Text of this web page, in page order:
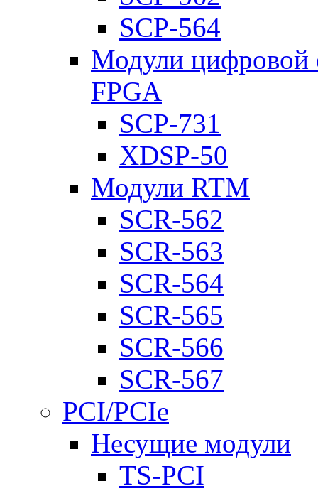
SCP-564
Модули цифровой
FPGA
SCP-731
XDSP-50
Модули RTM
SCR-562
SCR-563
SCR-564
SCR-565
SCR-566
SCR-567
PCI/PCIe
Несущие модули
TS-PCI